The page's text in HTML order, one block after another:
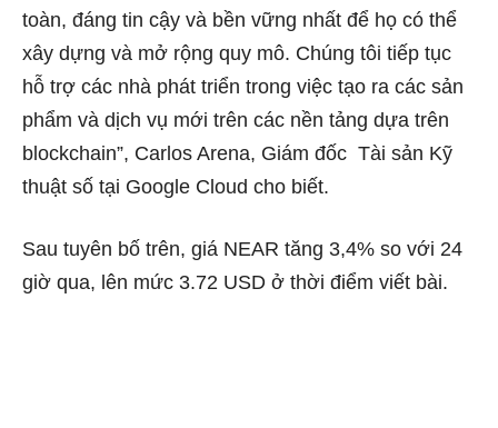
toàn, đáng tin cậy và bền vững nhất để họ có thể
xây dựng và mở rộng quy mô. Chúng tôi tiếp tục
hỗ trợ các nhà phát triển trong việc tạo ra các sản
phẩm và dịch vụ mới trên các nền tảng dựa trên
blockchain”, Carlos Arena, Giám đốc Tài sản Kỹ
thuật số tại Google Cloud cho biết.
Sau tuyên bố trên, giá NEAR tăng 3,4% so với 24
giờ qua, lên mức 3.72 USD ở thời điểm viết bài.